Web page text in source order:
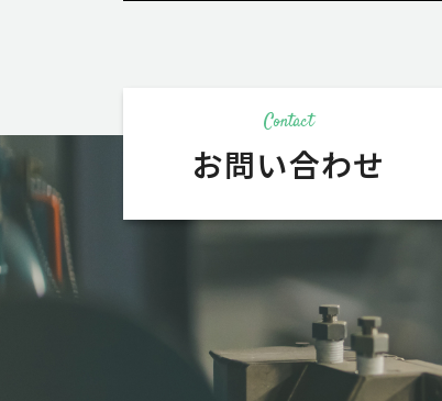
Contact
お問い合わせ